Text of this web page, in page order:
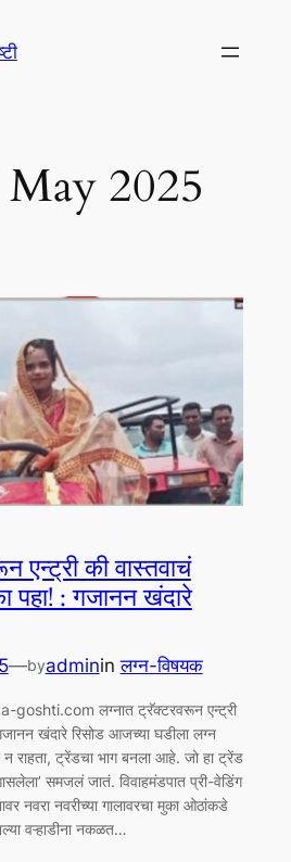
May 2025
एन्ट्री की वास्तवाचं
पहा! : गजानन खंदारे
—byadmininलग्न-विषयक
goshti.com लग्नात ट्रॅक्टरवरून एन्ट्री
खंदारे रिसोड आजच्या घडीला लग्न
राहता, ट्रेंडचा भाग बनला आहे. जो हा ट्रेंड
समजलं जातं. विवाहमंडपात प्री-वेडिंग
नवरा नवरीच्या गालावरचा मुका ओठांकडे
वऱ्हाडीना नकळत…